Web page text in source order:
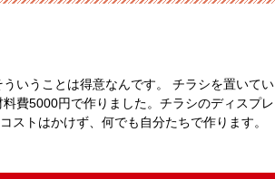
いうことは得意なんです。 チラシを置いてい
費5000円で作りました。チラシのディスプレ
ストはかけず、何でも自分たちで作ります。